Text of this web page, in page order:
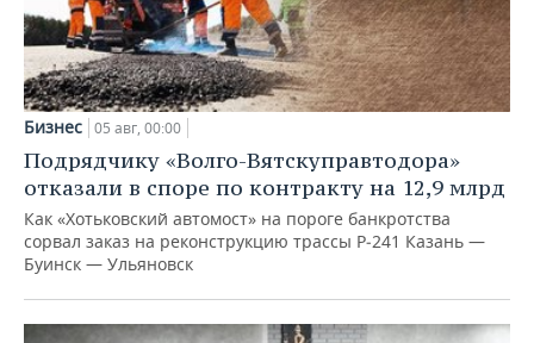
Бизнес 05 авг, 00:00
Подрядчику «Волго-Вятскуправтодора»
отказали в споре по контракту на 12,9 млрд
Как «Хотьковский автомост» на пороге банкротства
сорвал заказ на реконструкцию трассы Р‑241 Казань —
Буинск — Ульяновск